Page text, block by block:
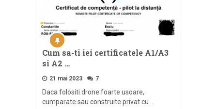
Cum sa-ti iei certificatele A1/A3
si A2 …
21 mai 2023 7
Daca folositi drone foarte usoare,
cumparate sau construite privat cu …